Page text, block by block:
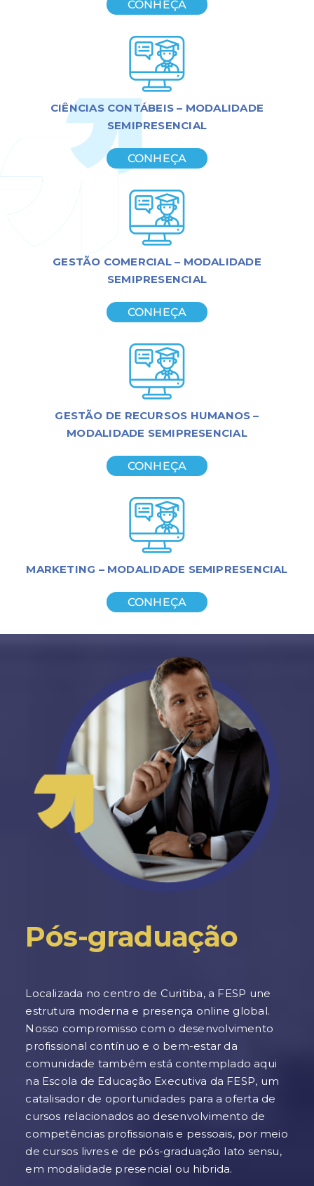
CONHEÇA
CIÊNCIAS CONTÁBEIS – MODALIDADE
SEMIPRESENCIAL
CONHEÇA
GESTÃO COMERCIAL – MODALIDADE
SEMIPRESENCIAL
CONHEÇA
GESTÃO DE RECURSOS HUMANOS –
MODALIDADE SEMIPRESENCIAL
CONHEÇA
MARKETING – MODALIDADE SEMIPRESENCIAL
CONHEÇA
Pós-graduação
Localizada no centro de Curitiba, a FESP une
estrutura moderna e presença online global.
Nosso compromisso com o desenvolvimento
profissional contínuo e o bem-estar da
comunidade também está contemplado aqui
na Escola de Educação Executiva da FESP, um
catalisador de oportunidades para a oferta de
cursos relacionados ao desenvolvimento de
competências profissionais e pessoais, por meio
de cursos livres e de pós-graduação lato sensu,
em modalidade presencial ou hibrida.